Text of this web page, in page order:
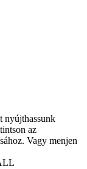
nyújthassunk
az
Vagy menjen